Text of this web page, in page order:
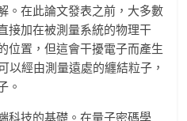
。在此論文發表之前，大多數
接加在被測量系統的物理干
位置，但這會干擾電子而產生
以經由測量遠處的纏結粒子，
。
科技的基礎。在量子密碼學